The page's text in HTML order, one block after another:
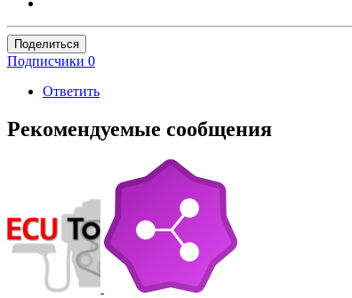
Поделиться
Подписчики 0
Ответить
Рекомендуемые сообщения